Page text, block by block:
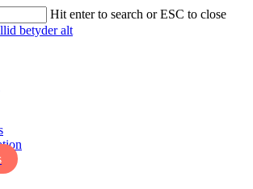
Hit enter to search or ESC to close